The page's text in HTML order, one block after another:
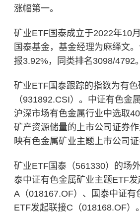
涨幅第一。
矿业ETF国泰成立于2022年10
国泰基金，基金经理为麻绎文
报3.92%，同类排名3098/4792。
矿业ETF国泰跟踪的指数为有色
（931892.CSI）。中证有色金
沪深市场有色金属行业中选取
矿产资源储量的上市公司证券
映有色金属矿业主题上市公司证
矿业ETF国泰（561330）的场
泰中证有色金属矿业主题ETF
A（018167.OF）、国泰中证有
ETF发起联接C（018168.OF）。